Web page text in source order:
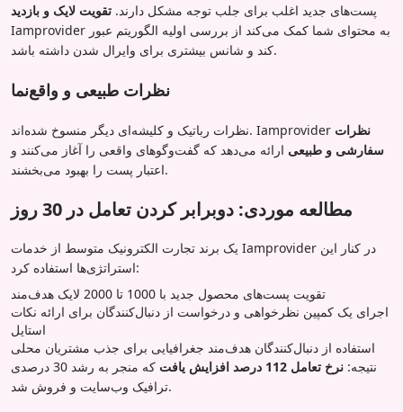
پست‌های جدید اغلب برای جلب توجه مشکل دارند. تقویت لایک و بازدید
Iamprovider به محتوای شما کمک می‌کند از بررسی اولیه الگوریتم عبور
کند و شانس بیشتری برای وایرال شدن داشته باشد.
نظرات طبیعی و واقع‌نما
نظرات رباتیک و کلیشه‌ای دیگر منسوخ شده‌اند. Iamprovider نظرات
سفارشی و طبیعی ارائه می‌دهد که گفت‌وگوهای واقعی را آغاز می‌کنند و
اعتبار پست را بهبود می‌بخشند.
مطالعه موردی: دوبرابر کردن تعامل در 30 روز
یک برند تجارت الکترونیک متوسط از خدمات Iamprovider در کنار این
استراتژی‌ها استفاده کرد:
تقویت پست‌های محصول جدید با 1000 تا 2000 لایک هدف‌مند
اجرای یک کمپین نظرخواهی و درخواست از دنبال‌کنندگان برای ارائه نکات
استایل
استفاده از دنبال‌کنندگان هدف‌مند جغرافیایی برای جذب مشتریان محلی
نتیجه: نرخ تعامل 112 درصد افزایش یافت
که منجر به رشد 30 درصدی
ترافیک وب‌سایت و فروش شد.